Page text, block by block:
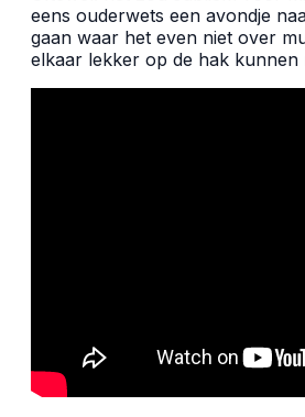
eens ouderwets een avondje
gaan waar het even niet over
elkaar lekker op de hak kunnen